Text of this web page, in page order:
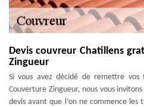
Devis couvreur Chatillens
Zingueur
Si vous avez décidé de remettre
Couverture Zingueur, nous vous
devis avant que l’on ne commence les